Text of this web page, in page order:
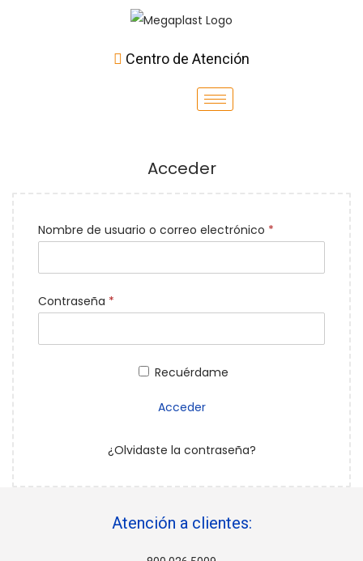
Centro de Atención
Acceder
Nombre de usuario o correo electrónico *
Contraseña *
Recuérdame
Acceder
¿Olvidaste la contraseña?
Atención a clientes: